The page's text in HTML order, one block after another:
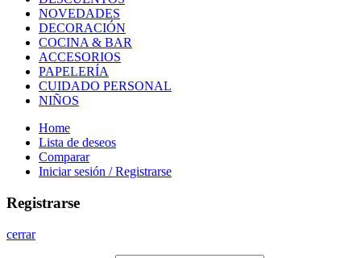
NOVEDADES
DECORACIÓN
COCINA & BAR
ACCESORIOS
PAPELERÍA
CUIDADO PERSONAL
NIÑOS
Home
Lista de deseos
Comparar
Iniciar sesión / Registrarse
Registrarse
cerrar